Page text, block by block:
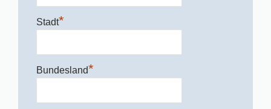
Stadt*
Bundesland*